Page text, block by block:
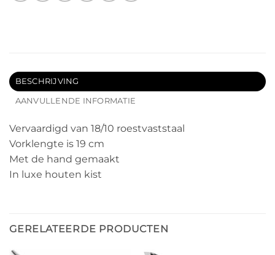
BESCHRIJVING
AANVULLENDE INFORMATIE
Vervaardigd van 18/10 roestvaststaal
Vorklengte is 19 cm
Met de hand gemaakt
In luxe houten kist
GERELATEERDE PRODUCTEN